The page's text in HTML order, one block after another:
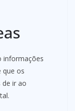
informações
que os
de ir ao